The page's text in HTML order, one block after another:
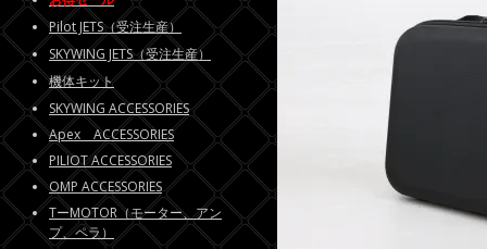
Pilot JETS（受注生産）
SKYWING JETS（受注生産）
機体キット
SKYWING ACCESSORIES
Apex ACCESSORIES
PILIOT ACCESSORIES
OMP ACCESSORIES
TーMOTOR（モーター、アン
プ、ペラ）